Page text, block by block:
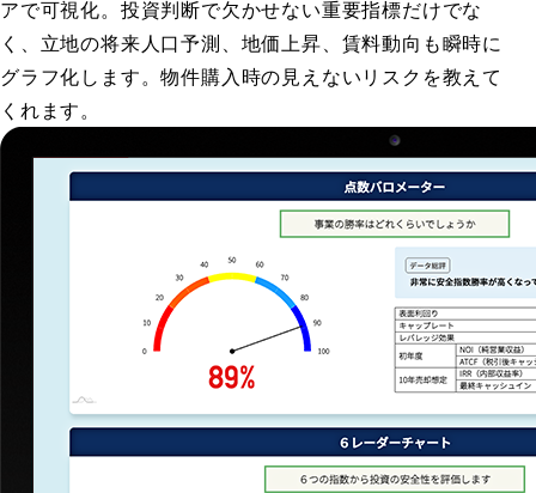
アで可視化。投資判断で欠かせない重要指標だけでな
く、立地の将来人口予測、地価上昇、賃料動向も瞬時に
グラフ化します。物件購入時の見えないリスクを教えて
くれます。